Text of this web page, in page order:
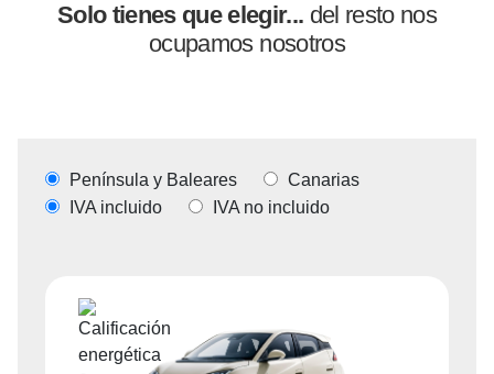
Solo tienes que elegir... del resto nos
ocupamos nosotros
Península y Baleares
Canarias
IVA incluido IVA no incluido